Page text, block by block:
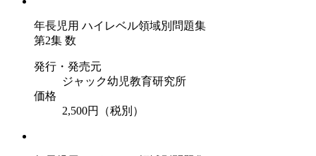
年長児用 ハイレベル領域別問題集
第2集 数
発行・発売元
ジャック幼児教育研究所
価格
2,500円（税別）